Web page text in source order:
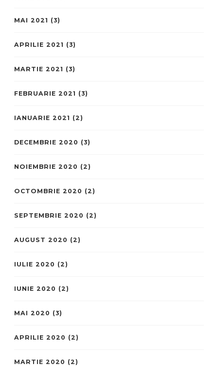
MAI 2021 (3)
APRILIE 2021 (3)
MARTIE 2021 (3)
FEBRUARIE 2021 (3)
IANUARIE 2021 (2)
DECEMBRIE 2020 (3)
NOIEMBRIE 2020 (2)
OCTOMBRIE 2020 (2)
SEPTEMBRIE 2020 (2)
AUGUST 2020 (2)
IULIE 2020 (2)
IUNIE 2020 (2)
MAI 2020 (3)
APRILIE 2020 (2)
MARTIE 2020 (2)